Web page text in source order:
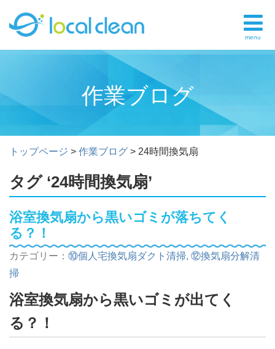
menu
作業ブログ
トップページ > 作業ブログ > 24時間換気扇
タグ ‘24時間換気扇’
浴室換気扇から黒いゴミが落ちてく
る？！
カテゴリー： ⑩個人宅換気扇ダクト清掃, ⑫換気扇分解清
掃
浴室換気扇から黒いゴミが出てく
る？！